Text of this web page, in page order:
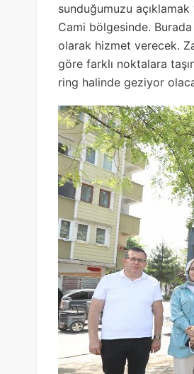
sunduğumuzu
Cami bölgesinde. Burada
olarak hizmet verecek.
göre farklı noktalara
ring halinde geziyor